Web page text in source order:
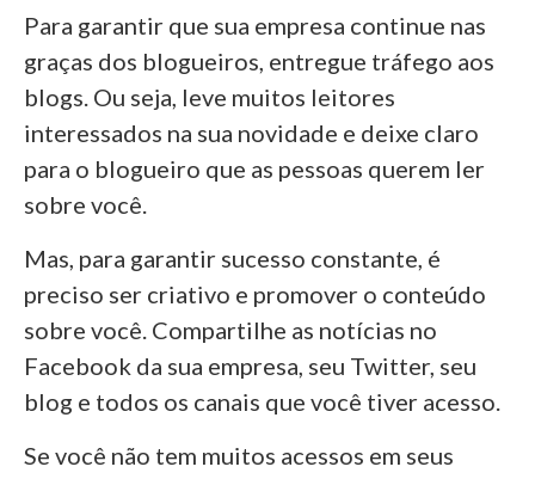
Para garantir que sua empresa continue nas
graças dos blogueiros, entregue tráfego aos
blogs. Ou seja, leve muitos leitores
interessados na sua novidade e deixe claro
para o blogueiro que as pessoas querem ler
sobre você.
Mas, para garantir sucesso constante, é
preciso ser criativo e promover o conteúdo
sobre você. Compartilhe as notícias no
Facebook da sua empresa, seu Twitter, seu
blog e todos os canais que você tiver acesso.
Se você não tem muitos acessos em seus